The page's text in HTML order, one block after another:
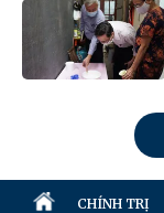
CHÍNH TRỊ